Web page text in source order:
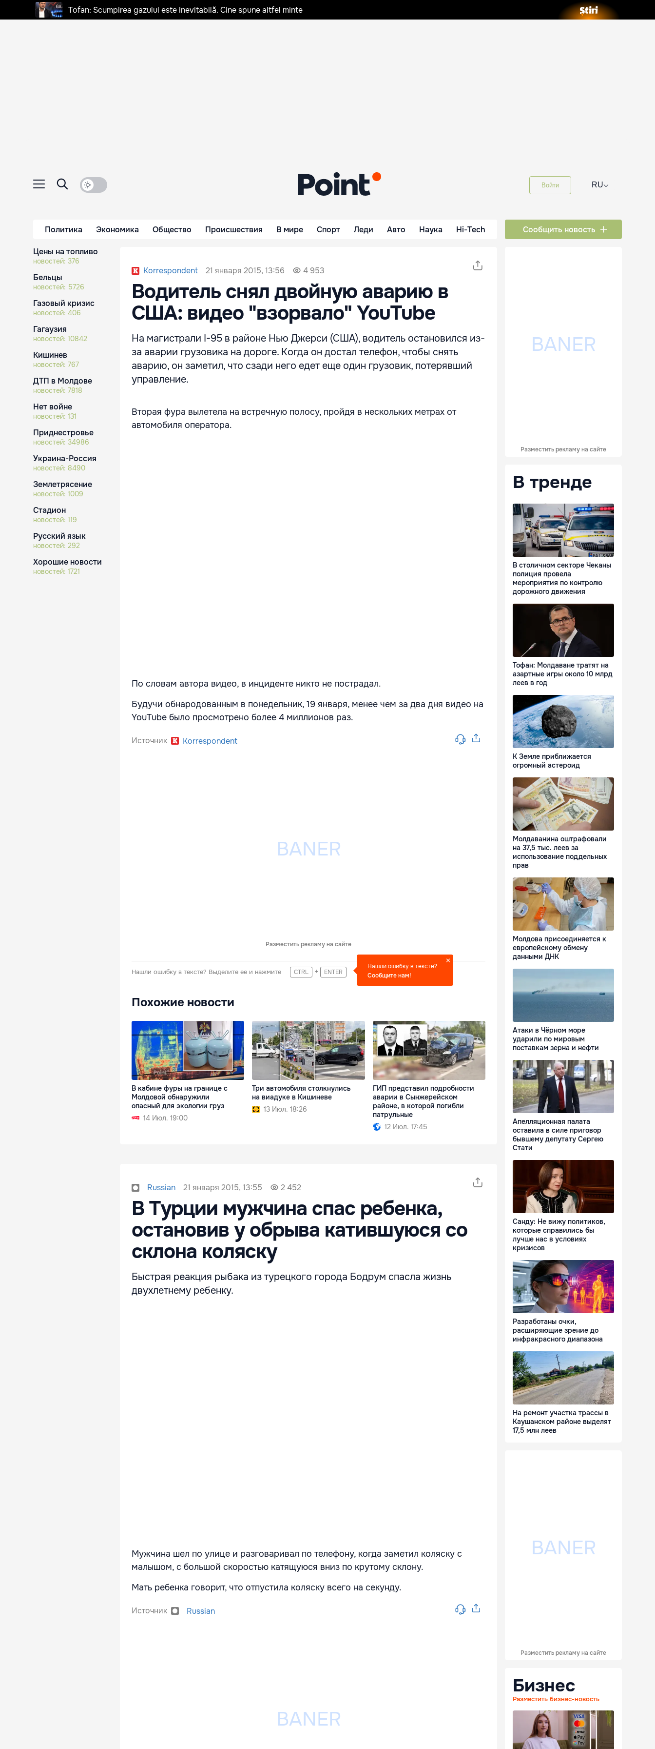
Tofan: Scumpirea gazului este inevitabilă. Cine spune altfel minte
Войти RU⌵
Политика Экономика Общество Происшествия В мире Спорт Леди Авто Наука Hi-Tech Сообщить новость
Цены на топливо
новостей: 376
Бельцы
новостей: 5726
Газовый кризис
новостей: 406
Гагаузия
новостей: 10842
Кишинев
новостей: 767
ДТП в Молдове
новостей: 7818
Нет войне
новостей: 131
Приднестровье
новостей: 34986
Украина-Россия
новостей: 8490
Землетрясение
новостей: 1009
Стадион
новостей: 119
Русский язык
новостей: 292
Хорошие новости
новостей: 1721
Korrespondent 21 января 2015, 13:56 4 953
Водитель снял двойную аварию в
США: видео "взорвало" YouTube
На магистрали I-95 в районе Нью Джерси (США), водитель остановился из-
за аварии грузовика на дороге. Когда он достал телефон, чтобы снять
аварию, он заметил, что сзади него едет еще один грузовик, потерявший
управление.
Вторая фура вылетела на встречную полосу, пройдя в нескольких метрах от
автомобиля оператора.
По словам автора видео, в инциденте никто не пострадал.
Будучи обнародованным в понедельник, 19 января, менее чем за два дня видео на
YouTube было просмотрено более 4 миллионов раз.
Источник Korrespondent
Разместить рекламу на сайте
Нашли ошибку в тексте? Выделите ее и нажмите CTRL + ENTER
Нашли ошибку в тексте?
Сообщите нам!
Похожие новости
В кабине фуры на границе с
Молдовой обнаружили
опасный для экологии груз
14 Июл. 19:00
Три автомобиля столкнулись
на виадуке в Кишиневе
13 Июл. 18:26
ГИП представил подробности
аварии в Сынжерейском
районе, в которой погибли
патрульные
12 Июл. 17:45
Russian 21 января 2015, 13:55 2 452
В Турции мужчина спас ребенка,
остановив у обрыва катившуюся со
склона коляску
Быстрая реакция рыбака из турецкого города Бодрум спасла жизнь
двухлетнему ребенку.
Мужчина шел по улице и разговаривал по телефону, когда заметил коляску с
малышом, с большой скоростью катящуюся вниз по крутому склону.
Мать ребенка говорит, что отпустила коляску всего на секунду.
Источник Russian
Разместить рекламу на сайте
В тренде
В столичном секторе Чеканы
полиция провела
мероприятия по контролю
дорожного движения
Тофан: Молдаване тратят на
азартные игры около 10 млрд
леев в год
К Земле приближается
огромный астероид
Молдаванина оштрафовали
на 37,5 тыс. леев за
использование поддельных
прав
Молдова присоединяется к
европейскому обмену
данными ДНК
Атаки в Чёрном море
ударили по мировым
поставкам зерна и нефти
Апелляционная палата
оставила в силе приговор
бывшему депутату Сергею
Стати
Санду: Не вижу политиков,
которые справились бы
лучше нас в условиях
кризисов
Разработаны очки,
расширяющие зрение до
инфракрасного диапазона
На ремонт участка трассы в
Каушанском районе выделят
17,5 млн леев
Разместить рекламу на сайте
Бизнес
Разместить бизнес-новость